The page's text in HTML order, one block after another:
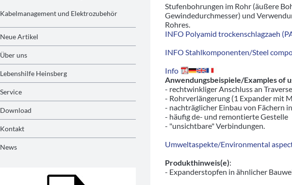
Kabelmanagement und Elektrozubehör
Neue Artikel
Über uns
Lebenshilfe Heinsberg
Service
Download
Kontakt
News
Stufenbohrungen im Rohr (äußere
Gewindedurchmesser) und
Rohres.
INFO Polyamid trockenschlagzaeh
INFO Stahlkomponenten/Steel
Info
Anwendungsbeispiele/Examples of
- rechtwinkliger Anschluss an
- Rohrverlängerung (1 Expander mit
- nachträglicher Einbau von Fächern
- häufig de- und remontierte Gestelle
- "unsichtbare" Verbindungen.
Umweltaspekte/Environmental
Produkthinweis(e):
- Expanderstopfen in ähnlicher